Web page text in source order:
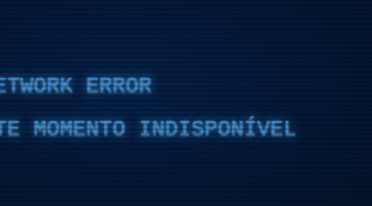
ERROR
MOMENTO INDISPONÍVEL